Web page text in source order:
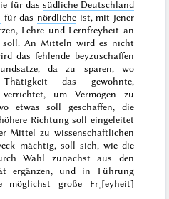
für das südliche Deutschland
für das nördlicheist, mit jener
Lehre und Lernfreyheit an
soll. An Mitteln wird es nicht
das fehlende beyzuschaffen
da zu sparen, wo
Thätigkeit das gewohnte,
verrichtet, um Vermögen zu
etwas soll geschaffen, die
Richtung soll eingeleitet
Mittel zu wissenschaftlichen
mächtig, soll sich, wie die
Wahl zunächst aus den
ergänzen, und in Führung
möglichst große Fr˖[eyheit]